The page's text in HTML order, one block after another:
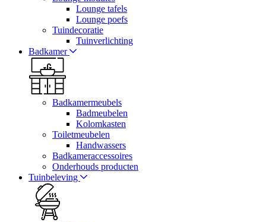
Lounge tafels
Lounge poefs
Tuindecoratie
Tuinverlichting
Badkamer
Badkamermeubels
Badmeubelen
Kolomkasten
Toiletmeubelen
Handwassers
Badkameraccessoires
Onderhouds producten
Tuinbeleving